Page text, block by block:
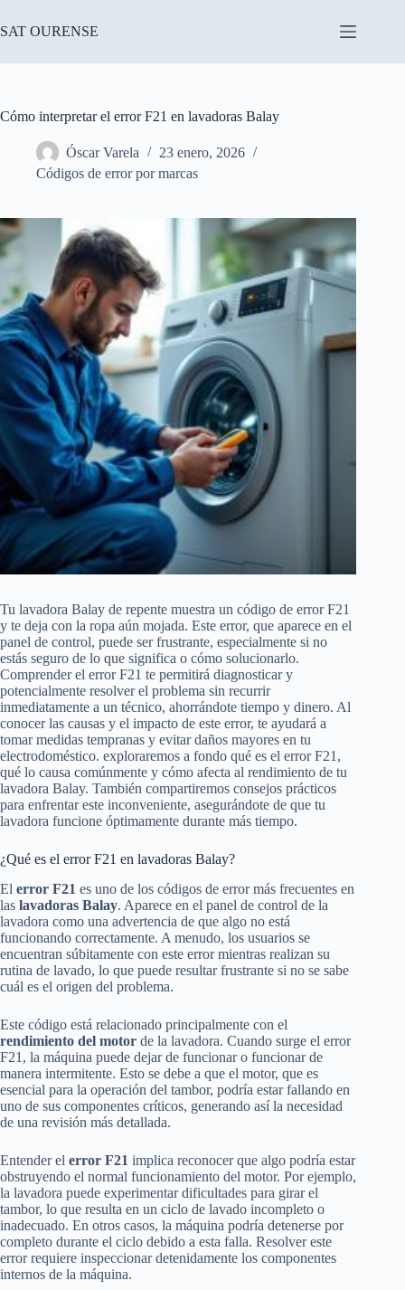
al
contenido
SAT OURENSE
Cómo interpretar el error F21 en lavadoras Balay
Óscar Varela
23 enero, 2026
Códigos de error por marcas
Tu lavadora Balay de repente muestra un código de error F21
y te deja con la ropa aún mojada. Este error, que aparece en el
panel de control, puede ser frustrante, especialmente si no
estás seguro de lo que significa o cómo solucionarlo.
Comprender el error F21 te permitirá diagnosticar y
potencialmente resolver el problema sin recurrir
inmediatamente a un técnico, ahorrándote tiempo y dinero. Al
conocer las causas y el impacto de este error, te ayudará a
tomar medidas tempranas y evitar daños mayores en tu
electrodoméstico. exploraremos a fondo qué es el error F21,
qué lo causa comúnmente y cómo afecta al rendimiento de tu
lavadora Balay. También compartiremos consejos prácticos
para enfrentar este inconveniente, asegurándote de que tu
lavadora funcione óptimamente durante más tiempo.
¿Qué es el error F21 en lavadoras Balay?
El error F21 es uno de los códigos de error más frecuentes en
las lavadoras Balay. Aparece en el panel de control de la
lavadora como una advertencia de que algo no está
funcionando correctamente. A menudo, los usuarios se
encuentran súbitamente con este error mientras realizan su
rutina de lavado, lo que puede resultar frustrante si no se sabe
cuál es el origen del problema.
Este código está relacionado principalmente con el
rendimiento del motor de la lavadora. Cuando surge el error
F21, la máquina puede dejar de funcionar o funcionar de
manera intermitente. Esto se debe a que el motor, que es
esencial para la operación del tambor, podría estar fallando en
uno de sus componentes críticos, generando así la necesidad
de una revisión más detallada.
Entender el error F21 implica reconocer que algo podría estar
obstruyendo el normal funcionamiento del motor. Por ejemplo,
la lavadora puede experimentar dificultades para girar el
tambor, lo que resulta en un ciclo de lavado incompleto o
inadecuado. En otros casos, la máquina podría detenerse por
completo durante el ciclo debido a esta falla. Resolver este
error requiere inspeccionar detenidamente los componentes
internos de la máquina.